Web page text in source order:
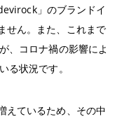
」のブランドイ
せん。また、これまで
、コロナ禍の影響によ
る状況です。
えているため、その中